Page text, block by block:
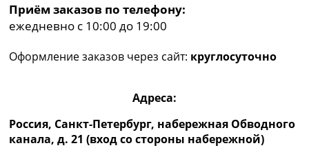
Приём заказов по телефону:
ежедневно с 10:00 до 19:00
Оформление заказов через сайт: круглосуточно
Адреса:
Россия, Санкт-Петербург, набережная Обводного
канала, д. 21 (вход со стороны набережной)